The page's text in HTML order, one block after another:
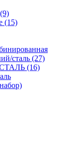
(9)
(15)
сталь (27)
СТАЛЬ (16)